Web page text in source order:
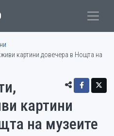
картини довечера в Нощта на
картини
на музеите